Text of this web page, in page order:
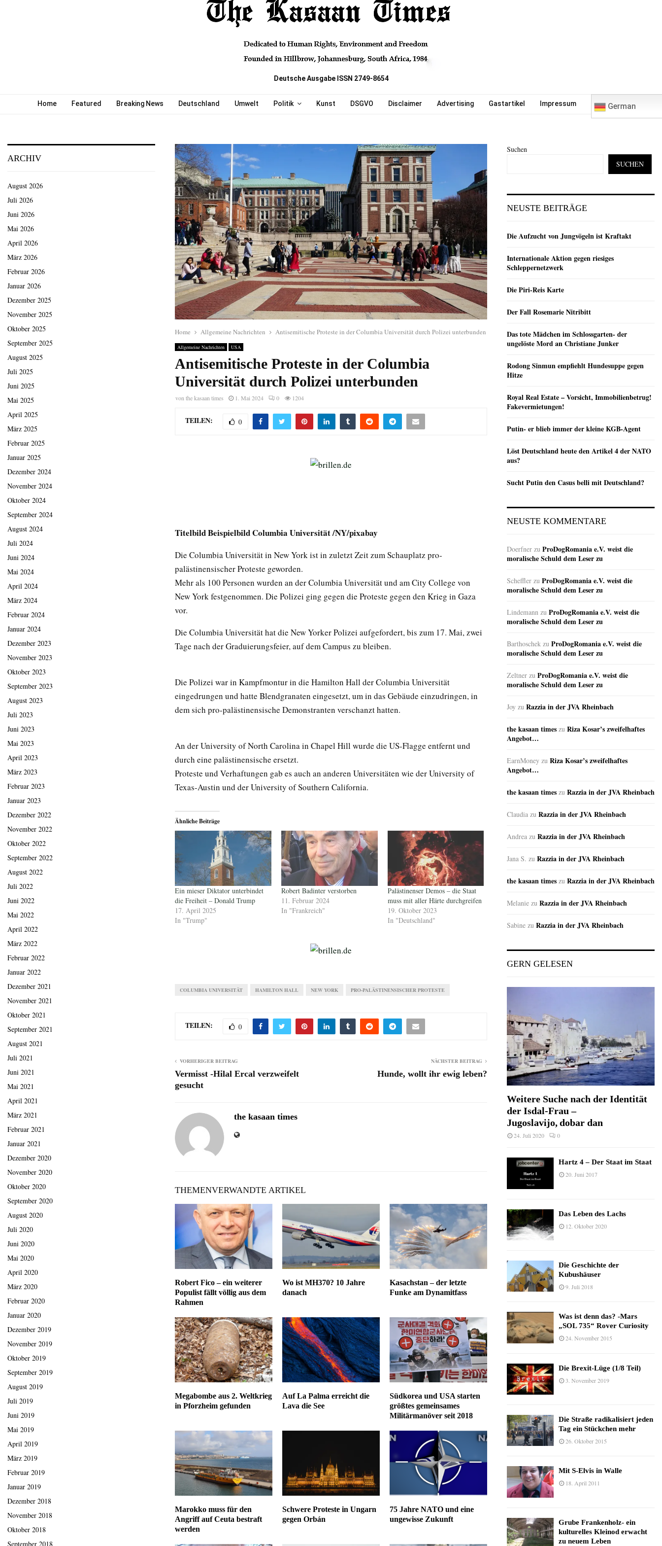
Deutsche Ausgabe ISSN 2749-8654
Home Featured Breaking News Deutschland Umwelt Politik Kunst DSGVO Disclaimer Advertising Gastartikel Impressum German
Home Allgemeine Nachrichten Antisemitische Proteste in der Columbia Universität durch Polizei unterbunden
Allgemeine Nachrichten USA
Antisemitische Proteste in der Columbia
Universität durch Polizei unterbunden
vonthe kasaan times 1. Mai 2024 0 1204
TEILEN: 0
Titelbild Beispielbild Columbia Universität /NY/pixabay
Die Columbia Universität in New York ist in zuletzt Zeit zum Schauplatz pro-
palästinensischer Proteste geworden.
Mehr als 100 Personen wurden an der Columbia Universität und am City College von
New York festgenommen. Die Polizei ging gegen die Proteste gegen den Krieg in Gaza
vor.
Die Columbia Universität hat die New Yorker Polizei aufgefordert, bis zum 17. Mai, zwei
Tage nach der Graduierungsfeier, auf dem Campus zu bleiben.
Die Polizei war in Kampfmontur in die Hamilton Hall der Columbia Universität
eingedrungen und hatte Blendgranaten eingesetzt, um in das Gebäude einzudringen, in
dem sich pro-palästinensische Demonstranten verschanzt hatten.
An der University of North Carolina in Chapel Hill wurde die US-Flagge entfernt und
durch eine palästinensische ersetzt.
Proteste und Verhaftungen gab es auch an anderen Universitäten wie der University of
Texas-Austin und der University of Southern California.
Ähnliche Beiträge
Ein mieser Diktator unterbindet
die Freiheit – Donald Trump
17. April 2025
In "Trump"
Robert Badinter verstorben
11. Februar 2024
In "Frankreich"
Palästinenser Demos – die Staat
muss mit aller Härte durchgreifen
19. Oktober 2023
In "Deutschland"
COLUMBIA UNIVERSITÄT HAMILTON HALL NEW YORK PRO-PALÄSTINENSISCHER PROTESTE
TEILEN: 0
VORHERIGER BEITRAG
Vermisst -Hilal Ercal verzweifelt
gesucht
NÄCHSTER BEITRAG
Hunde, wollt ihr ewig leben?
the kasaan times
THEMENVERWANDTE ARTIKEL
Robert Fico – ein weiterer
Populist fällt völlig aus dem
Rahmen
Wo ist MH370? 10 Jahre
danach
Kasachstan – der letzte
Funke am Dynamitfass
Megabombe aus 2. Weltkrieg
in Pforzheim gefunden
Auf La Palma erreicht die
Lava die See
Südkorea und USA starten
größtes gemeinsames
Militärmanöver seit 2018
Marokko muss für den
Angriff auf Ceuta bestraft
werden
Schwere Proteste in Ungarn
gegen Orbán
75 Jahre NATO und eine
ungewisse Zukunft
ARCHIV
August 2026
Juli 2026
Juni 2026
Mai 2026
April 2026
März 2026
Februar 2026
Januar 2026
Dezember 2025
November 2025
Oktober 2025
September 2025
August 2025
Juli 2025
Juni 2025
Mai 2025
April 2025
März 2025
Februar 2025
Januar 2025
Dezember 2024
November 2024
Oktober 2024
September 2024
August 2024
Juli 2024
Juni 2024
Mai 2024
April 2024
März 2024
Februar 2024
Januar 2024
Dezember 2023
November 2023
Oktober 2023
September 2023
August 2023
Juli 2023
Juni 2023
Mai 2023
April 2023
März 2023
Februar 2023
Januar 2023
Dezember 2022
November 2022
Oktober 2022
September 2022
August 2022
Juli 2022
Juni 2022
Mai 2022
April 2022
März 2022
Februar 2022
Januar 2022
Dezember 2021
November 2021
Oktober 2021
September 2021
August 2021
Juli 2021
Juni 2021
Mai 2021
April 2021
März 2021
Februar 2021
Januar 2021
Dezember 2020
November 2020
Oktober 2020
September 2020
August 2020
Juli 2020
Juni 2020
Mai 2020
April 2020
März 2020
Februar 2020
Januar 2020
Dezember 2019
November 2019
Oktober 2019
September 2019
August 2019
Juli 2019
Juni 2019
Mai 2019
April 2019
März 2019
Februar 2019
Januar 2019
Dezember 2018
November 2018
Oktober 2018
September 2018
Suchen
SUCHEN
NEUSTE BEITRÄGE
Die Aufzucht von Jungvögeln ist Kraftakt
Internationale Aktion gegen riesiges
Schleppernetzwerk
Die Piri-Reis Karte
Der Fall Rosemarie Nitribitt
Das tote Mädchen im Schlossgarten- der
ungelöste Mord an Christiane Junker
Rodong Sinmun empfiehlt Hundesuppe gegen
Hitze
Royal Real Estate – Vorsicht, Immobilienbetrug!
Fakevermietungen!
Putin- er blieb immer der kleine KGB-Agent
Löst Deutschland heute den Artikel 4 der NATO
aus?
Sucht Putin den Casus belli mit Deutschland?
NEUSTE KOMMENTARE
Doerfner zu ProDogRomania e.V. weist die
moralische Schuld dem Leser zu
Scheffler zu ProDogRomania e.V. weist die
moralische Schuld dem Leser zu
Lindemann zu ProDogRomania e.V. weist die
moralische Schuld dem Leser zu
Barthoschek zu ProDogRomania e.V. weist die
moralische Schuld dem Leser zu
Zeltner zu ProDogRomania e.V. weist die
moralische Schuld dem Leser zu
Joy zu Razzia in der JVA Rheinbach
the kasaan times zu Riza Kosar’s zweifelhaftes
Angebot…
EarnMoney zu Riza Kosar’s zweifelhaftes
Angebot…
the kasaan times zu Razzia in der JVA Rheinbach
Claudia zu Razzia in der JVA Rheinbach
Andrea zu Razzia in der JVA Rheinbach
Jana S. zu Razzia in der JVA Rheinbach
the kasaan times zu Razzia in der JVA Rheinbach
Melanie zu Razzia in der JVA Rheinbach
Sabine zu Razzia in der JVA Rheinbach
GERN GELESEN
Weitere Suche nach der Identität
der Isdal-Frau –
Jugoslavijo, dobar dan
24. Juli 2020 0
Hartz 4 – Der Staat im Staat
20. Juni 2017
Das Leben des Lachs
12. Oktober 2020
Die Geschichte der
Kubushäuser
9. Juli 2018
Was ist denn das? -Mars
„SOL 735“ Rover Curiosity
24. November 2015
Die Brexit-Lüge (1/8 Teil)
3. November 2019
Die Straße radikalisiert jeden
Tag ein Stückchen mehr
26. Oktober 2015
Mit S-Elvis in Walle
18. April 2011
Grube Frankenholz- ein
kulturelles Kleinod erwacht
zu neuem Leben